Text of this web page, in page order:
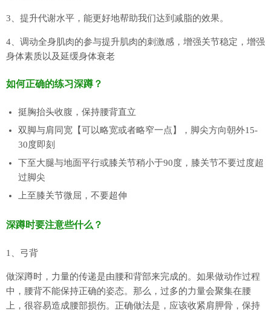
3、提升代谢水平，能更好地帮助我们达到减脂的效果。
4、调动全身肌肉的参与提升肌肉的刺激感，增强关节稳定，增强
身体素质以及延缓身体衰老
如何正确的练习深蹲？
挺胸抬头收腹，保持腰背直立
双脚与肩同宽【可以略宽或者略窄一点】，脚尖方向朝外15-
30度即刻
下至大腿与地面平行或膝关节稍小于90度，膝关节不要过度超
过脚尖
上至膝关节微屈，不要超伸
深蹲时要注意些什么？
1、弓背
做深蹲时，力量的传递是由腰和背部来完成的。如果做动作过程
中，腰背不能保持正确的姿态。那么，过多的力量会聚集在腰
上，很容易造成腰部损伤。正确做法是，应该收紧肩胛骨，保持